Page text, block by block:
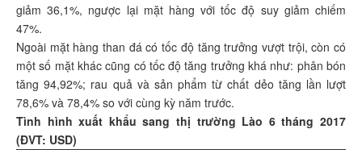
giảm 36,1%, ngược lại mặt hàng với tốc độ suy giảm chiếm
47%.
Ngoài mặt hàng than đá có tốc độ tăng trưởng vượt trội, còn có
một số mặt khác cũng có tốc độ tăng trưởng khá như: phân bón
tăng 94,92%; rau quả và sản phẩm từ chất dẻo tăng lần lượt
78,6% và 78,4% so với cùng kỳ năm trước.
Tình hình xuất khẩu sang thị trường Lào 6 tháng 2017
(ĐVT: USD)